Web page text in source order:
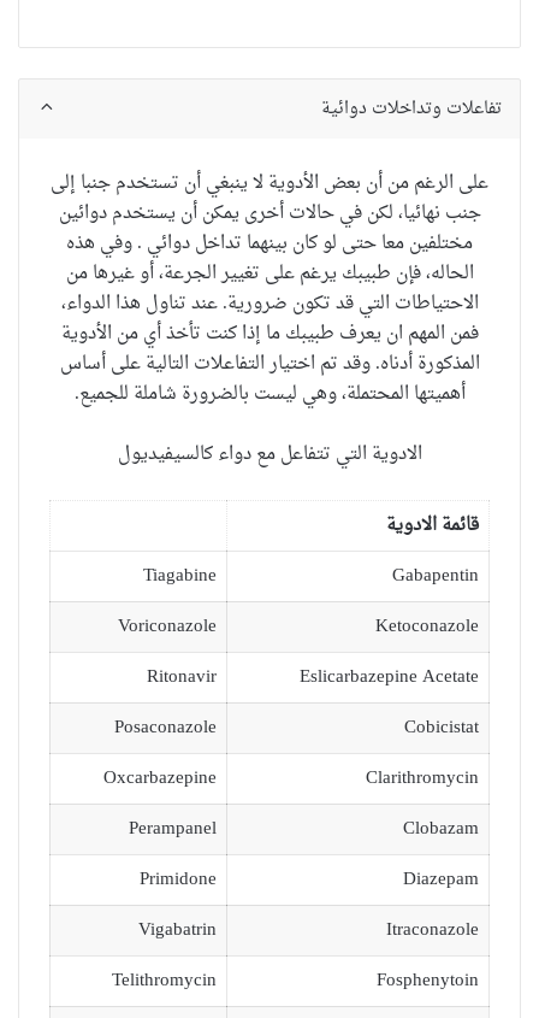
تفاعلات وتداخلات دوائية
على الرغم من أن بعض الأدويةلا ينبغي أن تستخدمجنبا إلى
جنب نهائيا،لكن في حالات أخرى يمكن أن يستخدمدوائين
مختلفينمعاحتى لوكان بينهما تداخل دوائي . وفي هذه
الحاله، فإن طبيبك يرغم على تغييرالجرعة،أوغيرها من
الاحتياطات التيقد تكون ضرورية.عندتناول هذا الدواء،
فمن المهم ان يعرف طبيبكما إذاكنت تأخذ أيمن الأدوية
المذكورةأدناه.وقد تم اختيارالتفاعلات التاليةعلى أساس
أهميتها المحتملة، وهي ليست بالضرورة شاملة للجميع.
الادوية التي تتفاعل مع دواء كالسيفيديول
قائمة الادوية
Gabapentin
Tiagabine
Ketoconazole
Voriconazole
Eslicarbazepine Acetate
Ritonavir
Cobicistat
Posaconazole
Clarithromycin
Oxcarbazepine
Clobazam
Perampanel
Diazepam
Primidone
Itraconazole
Vigabatrin
Fosphenytoin
Telithromycin